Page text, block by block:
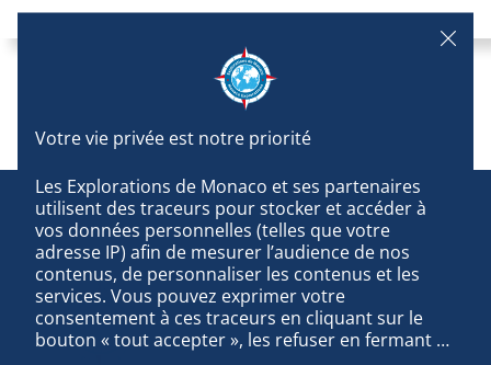
Les Explorations de Monaco et ses partenaires
utilisent des traceurs pour stocker et accéder à
vos données personnelles (telles que votre
adresse IP) afin de mesurer l’audience de nos
contenus, de personnaliser les contenus et les
services. Vous pouvez exprimer votre
consentement à ces traceurs en cliquant sur le
bouton « tout accepter », les refuser en fermant